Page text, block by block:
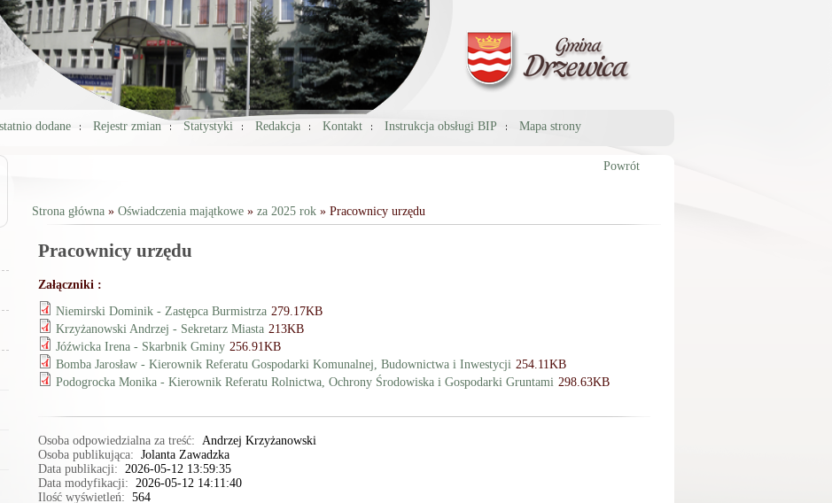
dodane Rejestr zmian Statystyki Redakcja Kontakt Instrukcja obsługi BIP
Mapa strony
Powrót
Jesteś tutaj
Strona główna» Oświadczenia majątkowe» za 2025 rok» Pracownicy urzędu
Pracownicy urzędu
Załączniki :
Niemirski Dominik - Zastępca Burmistrza 279.17KB
Krzyżanowski Andrzej - Sekretarz Miasta 213KB
Jóźwicka Irena - Skarbnik Gminy 256.91KB
Bomba Jarosław - Kierownik Referatu Gospodarki Komunalnej, Budownictwa i Inwestycji 254.11KB
Podogrocka Monika - Kierownik Referatu Rolnictwa, Ochrony Środowiska i Gospodarki Gruntami 298.63KB
Osoba odpowiedzialna za treść: Andrzej Krzyżanowski
Osoba publikująca: Jolanta Zawadzka
Data publikacji: 2026-05-12 13:59:35
Data modyfikacji: 2026-05-12 14:11:40
Ilość wyświetleń: 564